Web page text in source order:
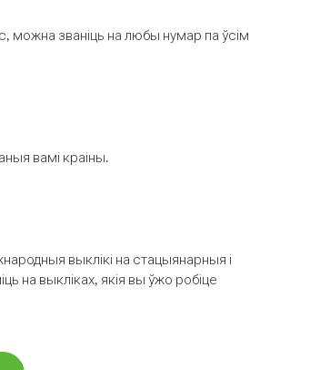
можна званіць на любы нумар па ўсім
вамі краіны.
выклікі на стацыянарныя і
на выкліках, якія вы ўжо робіце